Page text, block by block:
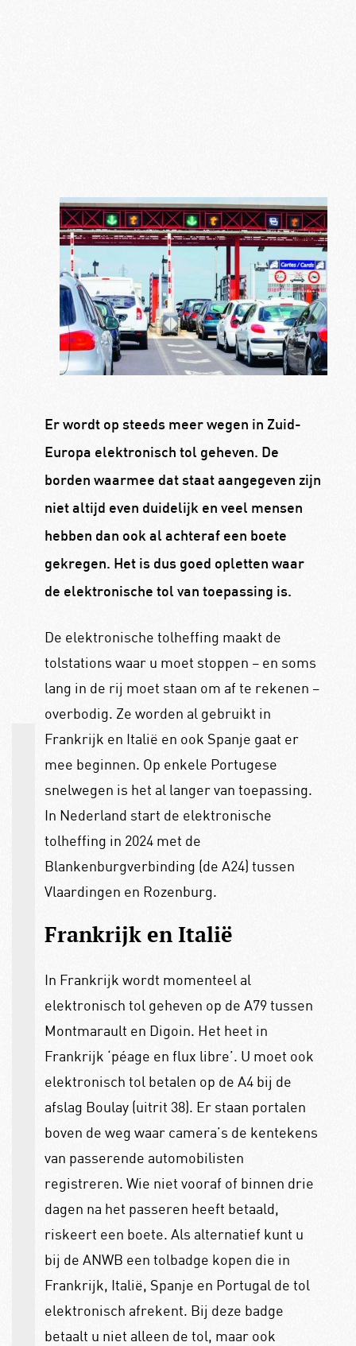
Er wordt op steeds meer wegen in Zuid-
Europa elektronisch tol geheven. De
borden waarmee dat staat aangegeven zijn
niet altijd even duidelijk en veel mensen
hebben dan ook al achteraf een boete
gekregen. Het is dus goed opletten waar
de elektronische tol van toepassing is.
De elektronische tolheffing maakt de
tolstations waar u moet stoppen – en soms
lang in de rij moet staan om af te rekenen –
overbodig. Ze worden al gebruikt in
Frankrijk en Italië en ook Spanje gaat er
mee beginnen. Op enkele Portugese
snelwegen is het al langer van toepassing.
In Nederland start de elektronische
tolheffing in 2024 met de
Blankenburgverbinding (de A24) tussen
Vlaardingen en Rozenburg.
Frankrijk en Italië
In Frankrijk wordt momenteel al
elektronisch tol geheven op de A79 tussen
Montmarault en Digoin. Het heet in
Frankrijk ‘péage en flux libre’. U moet ook
elektronisch tol betalen op de A4 bij de
afslag Boulay (uitrit 38). Er staan portalen
boven de weg waar camera’s de kentekens
van passerende automobilisten
registreren. Wie niet vooraf of binnen drie
dagen na het passeren heeft betaald,
riskeert een boete. Als alternatief kunt u
bij de ANWB een tolbadge kopen die in
Frankrijk, Italië, Spanje en Portugal de tol
elektronisch afrekent. Bij deze badge
betaalt u niet alleen de tol, maar ook